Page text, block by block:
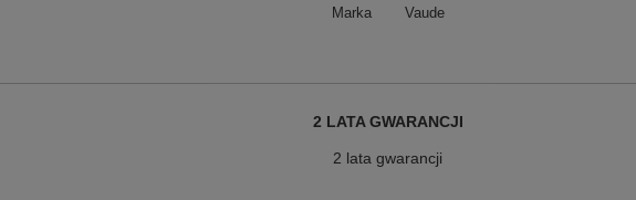
Marka Vaude
2 LATA GWARANCJI
2 lata gwarancji